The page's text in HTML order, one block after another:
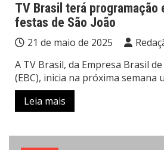
TV Brasil terá programação
festas de São João
21 de maio de 2025
A TV Brasil, da Empresa Brasil
(EBC), inicia na próxima semana
Leia mais